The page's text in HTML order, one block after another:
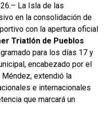
La Isla de las
en la consolidación de
con la apertura oficial
Triatlón de Pueblos
para los días 17 y
encabezado por el
extendió la
e internacionales
que marcará un